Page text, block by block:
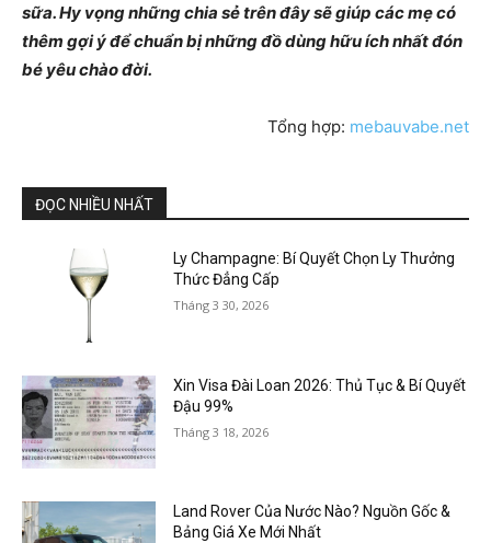
sữa. Hy vọng những chia sẻ trên đây sẽ giúp các mẹ có
thêm gợi ý để chuẩn bị những đồ dùng hữu ích nhất đón
bé yêu chào đời.
Tổng hợp: mebauvabe.net
ĐỌC NHIỀU NHẤT
Ly Champagne: Bí Quyết Chọn Ly Thưởng
Thức Đẳng Cấp
Tháng 3 30, 2026
Xin Visa Đài Loan 2026: Thủ Tục & Bí Quyết
Đậu 99%
Tháng 3 18, 2026
Land Rover Của Nước Nào? Nguồn Gốc &
Bảng Giá Xe Mới Nhất